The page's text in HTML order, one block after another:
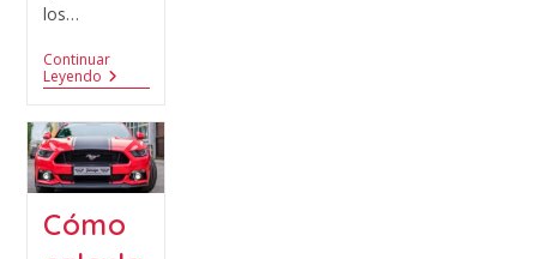
los…
Continuar
Leyendo
Cómo